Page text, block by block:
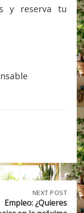
y reserva tu
NEXT POST
Empleo: ¿Quieres